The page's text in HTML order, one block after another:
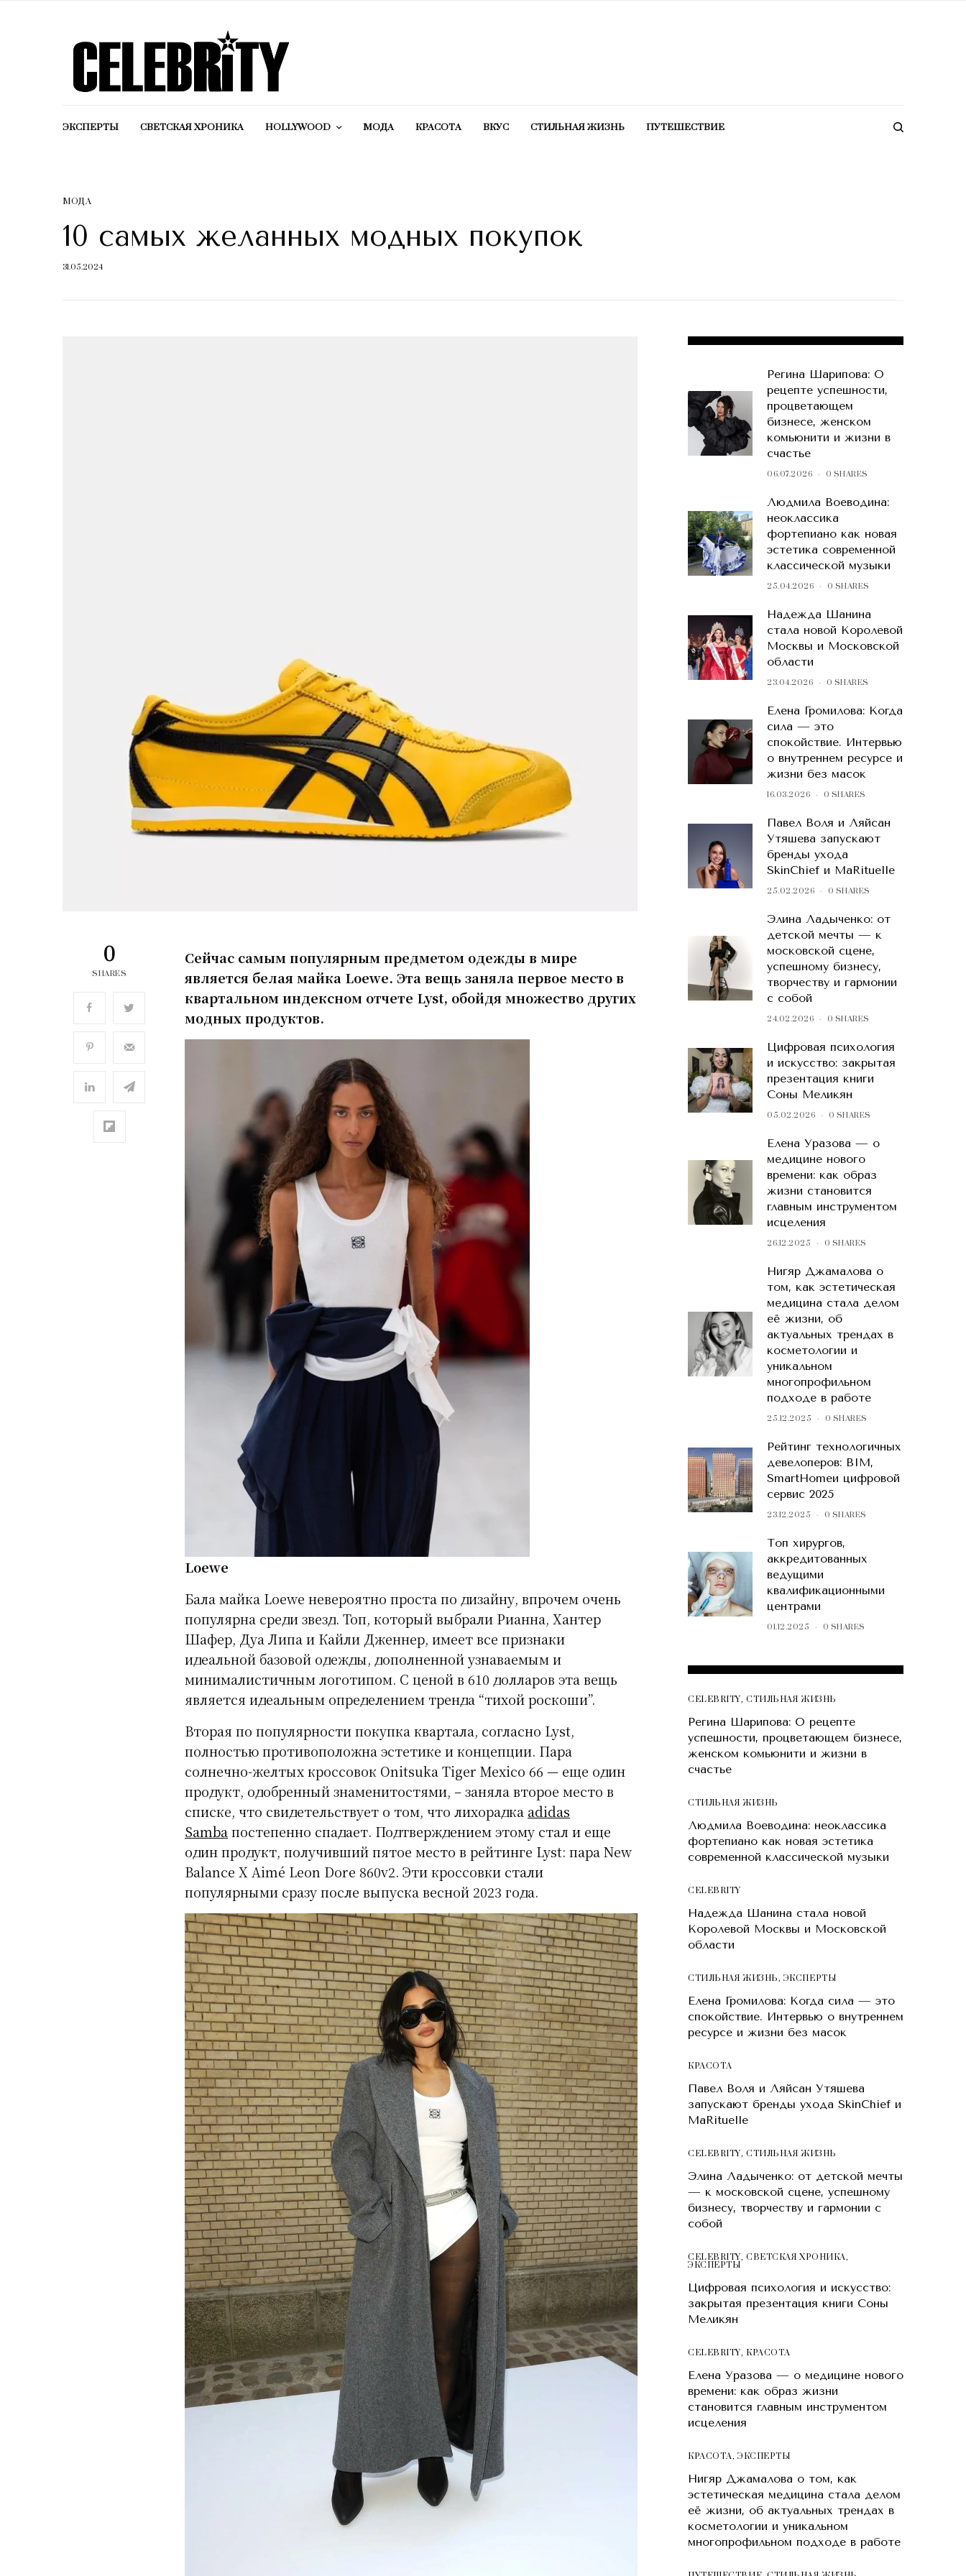
ЭКСПЕРТЫ СВЕТСКАЯ ХРОНИКА HOLLYWOOD МОДА КРАСОТA ВКУС СТИЛЬНАЯ ЖИЗНЬ ПУТЕШЕСТВИЕ
МОДА
10 самых желанных модных покупок
31.05.2024
0
SHARES
Сейчас самым популярным предметом одежды в мире
является белая майка Loewe. Эта вещь заняла первое место в
квартальном индексном отчете Lyst, обойдя множество других
модных продуктов.
Loewe
Бала майка Loewe невероятно проста по дизайну, впрочем очень
популярна среди звезд. Топ, который выбрали Рианна, Хантер
Шафер, Дуа Липа и Кайли Дженнер, имеет все признаки
идеальной базовой одежды, дополненной узнаваемым и
минималистичным логотипом. С ценой в 610 долларов эта вещь
является идеальным определением тренда “тихой роскоши”.
Вторая по популярности покупка квартала, согласно Lyst,
полностью противоположна эстетике и концепции. Пара
солнечно-желтых кроссовок Onitsuka Tiger Mexico 66 — еще один
продукт, одобренный знаменитостями, – заняла второе место в
списке, что свидетельствует о том, что лихорадка adidas
Samba постепенно спадает. Подтверждением этому стал и еще
один продукт, получивший пятое место в рейтинге Lyst: пара New
Balance X Aimé Leon Dore 860v2. Эти кроссовки стали
популярными сразу после выпуска весной 2023 года.
Регина Шарипова: О
рецепте успешности,
процветающем
бизнесе, женском
комьюнити и жизни в
счастье
06.07.2026 0 SHARES
Людмила Воеводина:
неоклассика
фортепиано как новая
эстетика современной
классической музыки
25.04.2026 0 SHARES
Надежда Шанина
стала новой Королевой
Москвы и Московской
области
23.04.2026 0 SHARES
Елена Громилова: Когда
сила — это
спокойствие. Интервью
о внутреннем ресурсе и
жизни без масок
16.03.2026 0 SHARES
Павел Воля и Ляйсан
Утяшева запускают
бренды ухода
SkinChief и MaRituelle
25.02.2026 0 SHARES
Элина Ладыченко: от
детской мечты — к
московской сцене,
успешному бизнесу,
творчеству и гармонии
с собой
24.02.2026 0 SHARES
Цифровая психология
и искусство: закрытая
презентация книги
Соны Меликян
05.02.2026 0 SHARES
Елена Уразова — о
медицине нового
времени: как образ
жизни становится
главным инструментом
исцеления
26.12.2025 0 SHARES
Нигяр Джамалова о
том, как эстетическая
медицина стала делом
её жизни, об
актуальных трендах в
косметологии и
уникальном
многопрофильном
подходе в работе
25.12.2025 0 SHARES
Рейтинг технологичных
девелоперов: BIM,
SmartHomeи цифровой
сервис 2025
23.12.2025 0 SHARES
Топ хирургов,
аккредитованных
ведущими
квалификационными
центрами
01.12.2025 0 SHARES
CELEBRITY,СТИЛЬНАЯ ЖИЗНЬ
Регина Шарипова: О рецепте
успешности, процветающем бизнесе,
женском комьюнити и жизни в
счастье
СТИЛЬНАЯ ЖИЗНЬ
Людмила Воеводина: неоклассика
фортепиано как новая эстетика
современной классической музыки
CELEBRITY
Надежда Шанина стала новой
Королевой Москвы и Московской
области
СТИЛЬНАЯ ЖИЗНЬ, ЭКСПЕРТЫ
Елена Громилова: Когда сила — это
спокойствие. Интервью о внутреннем
ресурсе и жизни без масок
КРАСОТA
Павел Воля и Ляйсан Утяшева
запускают бренды ухода SkinChief и
MaRituelle
CELEBRITY,СТИЛЬНАЯ ЖИЗНЬ
Элина Ладыченко: от детской мечты
— к московской сцене, успешному
бизнесу, творчеству и гармонии с
собой
CELEBRITY,СВЕТСКАЯ ХРОНИКА,
ЭКСПЕРТЫ
Цифровая психология и искусство:
закрытая презентация книги Соны
Меликян
CELEBRITY, КРАСОТA
Елена Уразова — о медицине нового
времени: как образ жизни
становится главным инструментом
исцеления
КРАСОТA, ЭКСПЕРТЫ
Нигяр Джамалова о том, как
эстетическая медицина стала делом
её жизни, об актуальных трендах в
косметологии и уникальном
многопрофильном подходе в работе